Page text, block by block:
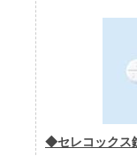
◆セレコックス